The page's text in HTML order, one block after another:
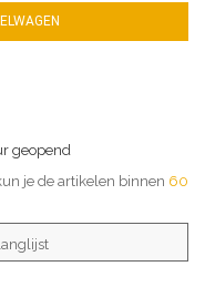
geopend
je de artikelen binnen 60